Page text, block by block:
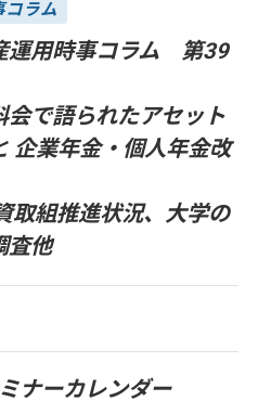
コラム
用時事コラム 第39
会で語られたアセット
企業年金・個人年金改
取組推進状況、大学の
査他
ナーカレンダー